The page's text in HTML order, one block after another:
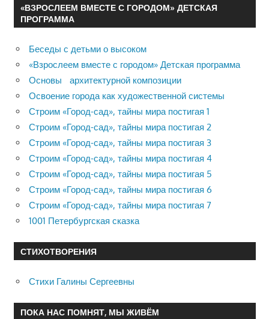
«ВЗРОСЛЕЕМ ВМЕСТЕ С ГОРОДОМ» ДЕТСКАЯ
ПРОГРАММА
Беседы с детьми о высоком
«Взрослеем вместе с городом» Детская программа
Основы архитектурной композиции
Освоение города как художественной системы
Строим «Город-сад», тайны мира постигая 1
Строим «Город-сад», тайны мира постигая 2
Строим «Город-сад», тайны мира постигая 3
Строим «Город-сад», тайны мира постигая 4
Строим «Город-сад», тайны мира постигая 5
Строим «Город-сад», тайны мира постигая 6
Строим «Город-сад», тайны мира постигая 7
1001 Петербургская сказка
СТИХОТВОРЕНИЯ
Стихи Галины Сергеевны
ПОКА НАС ПОМНЯТ, МЫ ЖИВЁМ